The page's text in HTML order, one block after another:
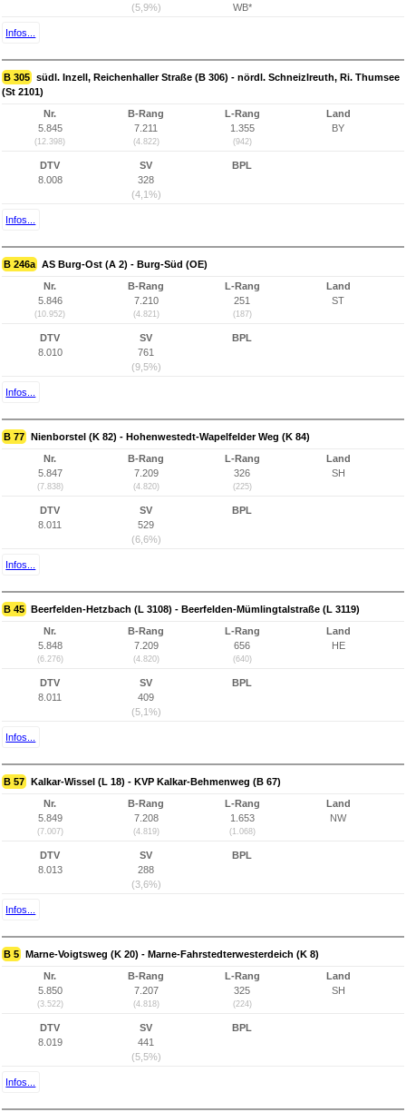
(5,9%)
WB*
Infos...
B 305 südl. Inzell, Reichenhaller Straße (B 306) - nördl. Schneizlreuth, Ri. Thumsee
(St 2101)
Nr.
5.845
(12.398)
B-Rang
7.211
(4.822)
L-Rang
1.355
(942)
Land
BY
DTV
8.008
SV
328
(4,1%)
BPL
Infos...
B 246a AS Burg-Ost (A 2) - Burg-Süd (OE)
Nr.
5.846
(10.952)
B-Rang
7.210
(4.821)
L-Rang
251
(187)
Land
ST
DTV
8.010
SV
761
(9,5%)
BPL
Infos...
B 77 Nienborstel (K 82) - Hohenwestedt-Wapelfelder Weg (K 84)
Nr.
5.847
(7.838)
B-Rang
7.209
(4.820)
L-Rang
326
(225)
Land
SH
DTV
8.011
SV
529
(6,6%)
BPL
Infos...
B 45 Beerfelden-Hetzbach (L 3108) - Beerfelden-Mümlingtalstraße (L 3119)
Nr.
5.848
(6.276)
B-Rang
7.209
(4.820)
L-Rang
656
(640)
Land
HE
DTV
8.011
SV
409
(5,1%)
BPL
Infos...
B 57 Kalkar-Wissel (L 18) - KVP Kalkar-Behmenweg (B 67)
Nr.
5.849
(7.007)
B-Rang
7.208
(4.819)
L-Rang
1.653
(1.068)
Land
NW
DTV
8.013
SV
288
(3,6%)
BPL
Infos...
B 5 Marne-Voigtsweg (K 20) - Marne-Fahrstedterwesterdeich (K 8)
Nr.
5.850
(3.522)
B-Rang
7.207
(4.818)
L-Rang
325
(224)
Land
SH
DTV
8.019
SV
441
(5,5%)
BPL
Infos...